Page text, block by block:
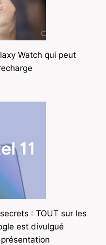
Watch qui peut
: TOUT sur les
est divulgué